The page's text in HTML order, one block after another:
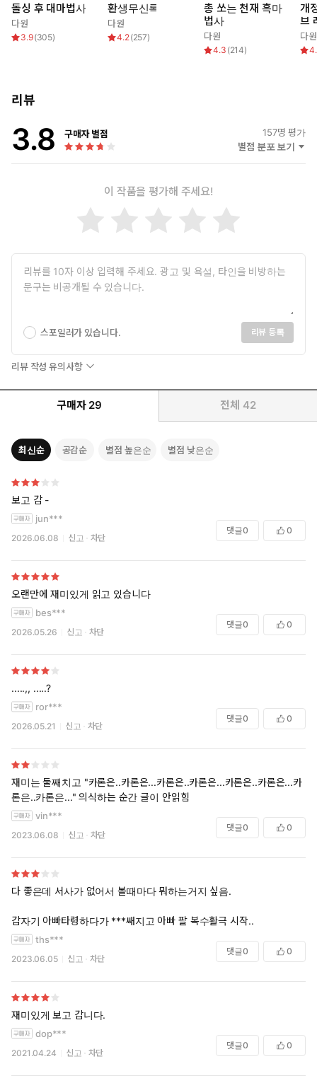
돌싱 후 대마법사
다원
3.9(305)
환생무신록
다원
4.2(257)
총 쏘는 천재 흑마
법사
다원
4.3 (214)
개
브
다원
리뷰
3.8 구매자 별점 157명 평가
별점 분포 보기
이 작품을 평가해 주세요!
스포일러가 있습니다. 리뷰 등록
리뷰 작성 유의사항
구매자 29 전체 42
최신순 공감순 별점 높은순 별점 낮은순
보고 감 -
jun***
2026.06.08 신고 차단
댓글0 0
오랜만에 재미있게 읽고 있습니다
bes***
2026.05.26 신고 차단
댓글0 0
.....,, .....?
ror***
2026.05.21 신고 차단
댓글0 0
재미는 둘째치고 "카론은..카론은...카론은..카론은...카론은..카론은...카
론은..카론은..." 의식하는 순간 글이 안읽힘
vin***
2023.06.08 신고 차단
댓글0 0
다 좋은데 서사가 없어서 볼때마다 뭐하는거지 싶음.
갑자기 아빠타령하다가 ***쌔지고 아빠 팔 복수활극 시작..
ths***
2023.06.05 신고 차단
댓글0 0
재미있게 보고 갑니다.
dop***
2021.04.24 신고 차단
댓글0 0